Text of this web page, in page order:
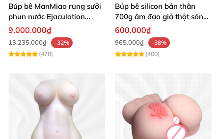
Búp bê ManMiao rung sưởi
phun nước Ejaculation
Queen chuẩn
9.000.000₫
13.235.000₫
-32%
(478)
Búp bê silicon bán thân
700g âm đạo giả thật sống
động, giá tốt
600.000₫
965.000₫
-38%
(400)